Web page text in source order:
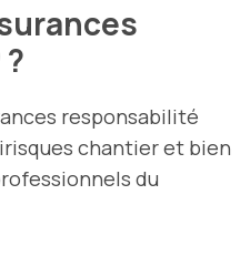
responsabilité
chantier et bien
du